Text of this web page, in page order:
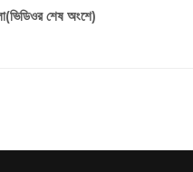
শেষ অংশে)